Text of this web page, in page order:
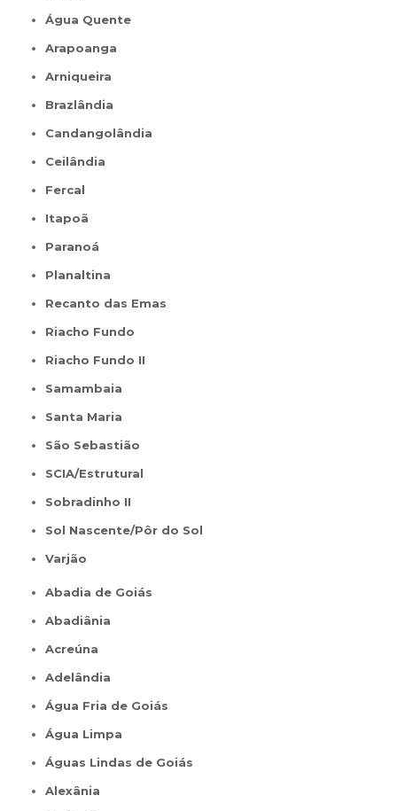
Água Quente
Arapoanga
Arniqueira
Brazlândia
Candangolândia
Ceilândia
Fercal
Itapoã
Paranoá
Planaltina
Recanto das Emas
Riacho Fundo
Riacho Fundo II
Samambaia
Santa Maria
São Sebastião
SCIA/Estrutural
Sobradinho II
Sol Nascente/Pôr do Sol
Varjão
Abadia de Goiás
Abadiânia
Acreúna
Adelândia
Água Fria de Goiás
Água Limpa
Águas Lindas de Goiás
Alexânia